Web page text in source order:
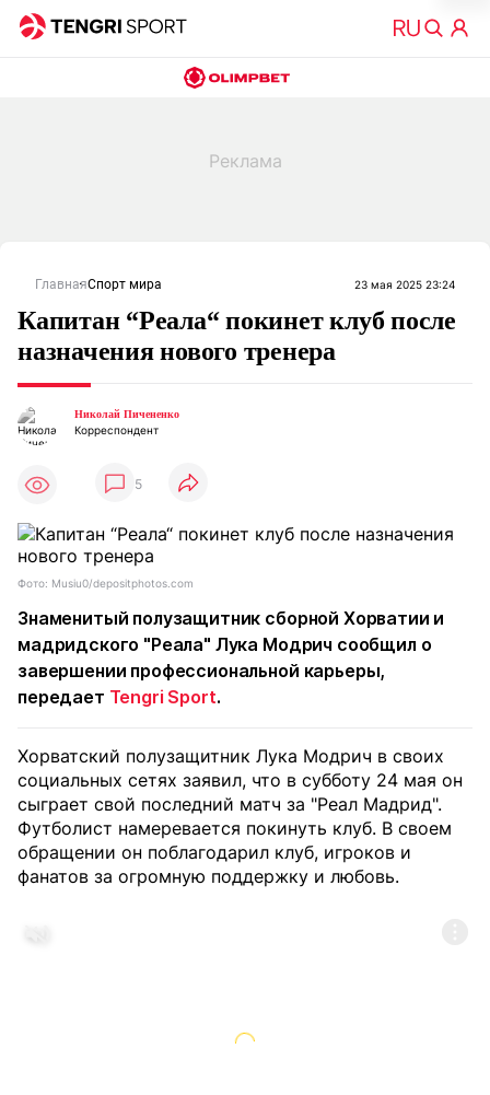
ГлавнаяСпорт мира 23 мая 2025 23:24
Капитан “Реала“ покинет клуб после
назначения нового тренера
Николай Пичененко
Корреспондент
5
Фото: Musiu0/depositphotos.com
Знаменитый полузащитник сборной Хорватии и
мадридского "Реала" Лука Модрич сообщил о
завершении профессиональной карьеры,
передает Tengri Sport.
Хорватский полузащитник Лука Модрич в своих
социальных сетях заявил, что в субботу 24 мая он
сыграет свой последний матч за "Реал Мадрид".
Футболист намеревается покинуть клуб. В своем
обращении он поблагодарил клуб, игроков и
фанатов за огромную поддержку и любовь.